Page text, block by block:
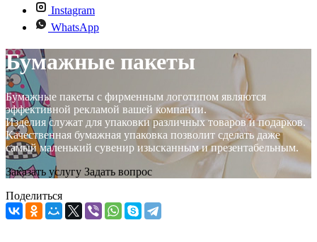
Instagram
WhatsApp
Бумажные пакеты
Бумажные пакеты с фирменным логотипом являются
эффективной рекламой вашей компании.
Изделия служат для упаковки различных товаров и подарков.
Качественная бумажная упаковка позволит сделать даже
самый маленький сувенир изысканным и презентабельным.
Заказать услугу Задать вопрос
Поделиться